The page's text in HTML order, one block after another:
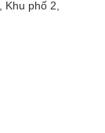
phố 2,